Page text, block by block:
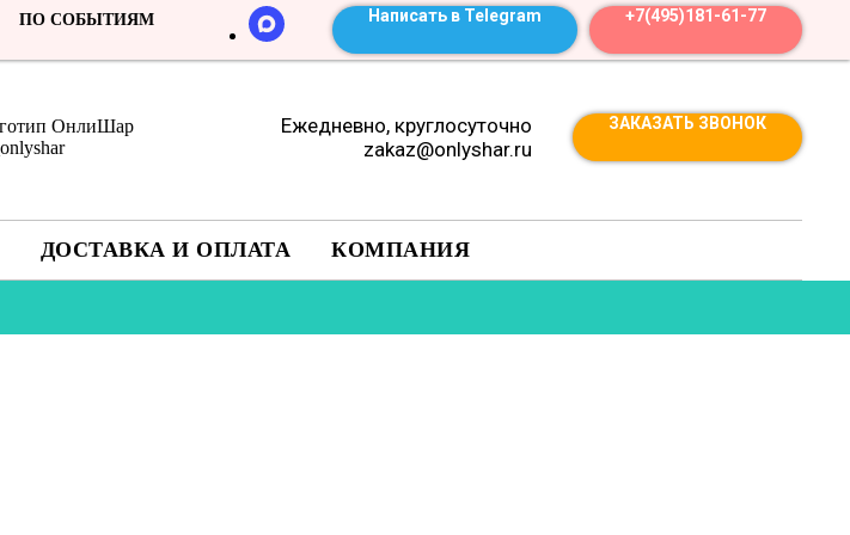
ПО СОБЫТИЯМ
Написать в Telegram +7(495)181-61-77
Ежедневно, круглосуточно
zakaz@onlyshar.ru
ЗАКАЗАТЬ ЗВОНОК
ДОСТАВКА И ОПЛАТА КОМПАНИЯ